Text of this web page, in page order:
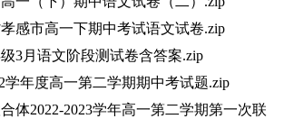
市高一下期中考试语文试卷.zip
月语文阶段测试卷含答案.zip
年度高一第二学期期中考试题.zip
2022-2023学年高一第二学期第一次联